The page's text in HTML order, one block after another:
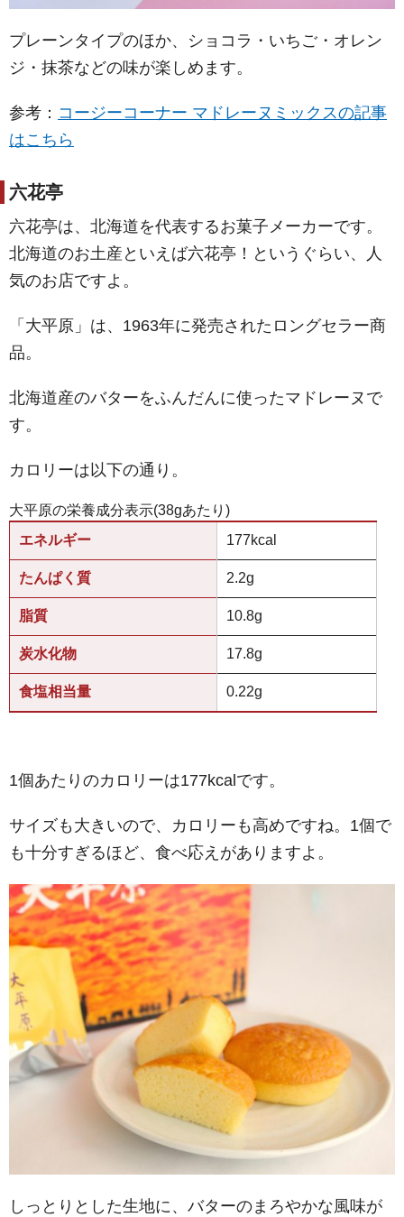
プレーンタイプのほか、ショコラ・いちご・オレン
ジ・抹茶などの味が楽しめます。
参考： コージーコーナー マドレーヌミックスの記事
はこちら
六花亭
六花亭は、北海道を代表するお菓子メーカーです。
北海道のお土産といえば六花亭！というぐらい、人
気のお店ですよ。
「大平原」は、1963年に発売されたロングセラー商
品。
北海道産のバターをふんだんに使ったマドレーヌで
す。
カロリーは以下の通り。
大平原の栄養成分表示(38gあたり)
エネルギー
177kcal
たんぱく質 2.2g
脂質 10.8g
炭水化物 17.8g
食塩相当量 0.22g
1個あたりのカロリーは177kcalです。
サイズも大きいので、カロリーも高めですね。1個で
も十分すぎるほど、食べ応えがありますよ。
しっとりとした生地に、バターのまろやかな風味が